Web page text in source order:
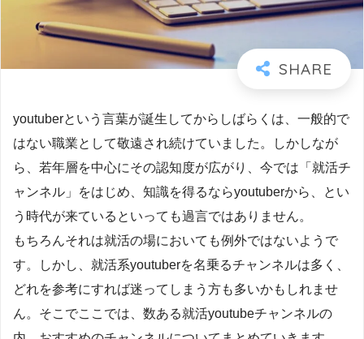
youtuberという言葉が誕生してからしばらくは、一般的で
はない職業として敬遠され続けていました。しかしなが
ら、若年層を中心にその認知度が広がり、今では「就活チ
ャンネル」をはじめ、知識を得るならyoutuberから、とい
う時代が来ているといっても過言ではありません。
もちろんそれは就活の場においても例外ではないようで
す。しかし、就活系youtuberを名乗るチャンネルは多く、
どれを参考にすれば迷ってしまう方も多いかもしれませ
ん。そこでここでは、数ある就活youtubeチャンネルの